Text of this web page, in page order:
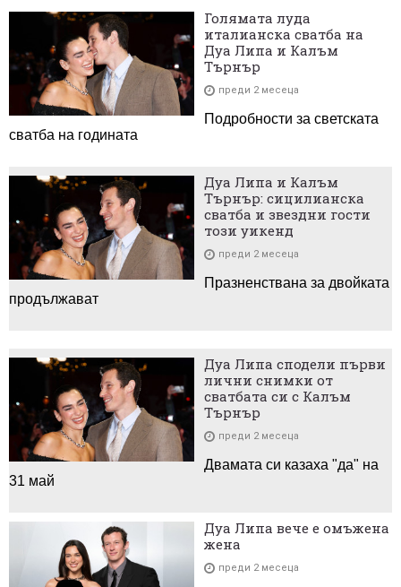
Голямата луда
италианска сватба на
Дуа Липа и Калъм
Търнър
преди 2 месеца
Подробности за светската
сватба на годината
Дуа Липа и Калъм
Търнър: сицилианска
сватба и звездни гости
този уикенд
преди 2 месеца
Празненствана за двойката
продължават
Дуа Липа сподели първи
лични снимки от
сватбата си с Калъм
Търнър
преди 2 месеца
Двамата си казаха "да" на
31 май
Дуа Липа вече е омъжена
жена
преди 2 месеца